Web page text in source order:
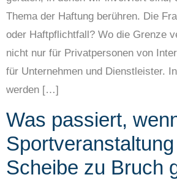
Thema der Haftung berühren. Die
oder Haftpflichtfall? Wo die Grenze
nicht nur für Privatpersonen von
für Unternehmen und Dienstleister.
werden […]
Was passiert,
Scheibe zu Bruch